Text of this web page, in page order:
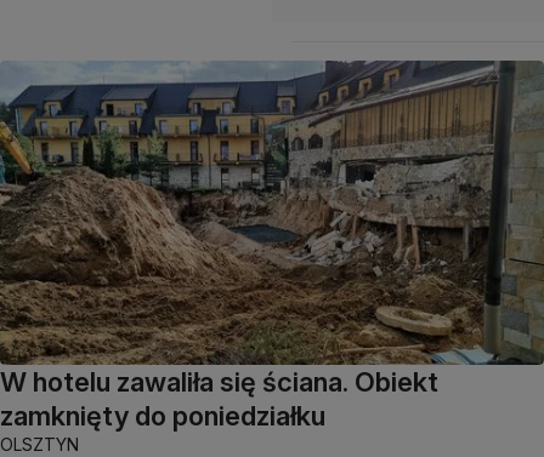
W hotelu zawaliła się ściana. Obiekt
zamknięty do poniedziałku
OLSZTYN